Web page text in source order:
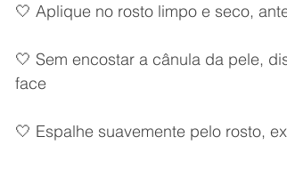
🤍 Aplique no rosto limpo e seco,
🤍 Sem encostar a cânula da pele,
face
🤍 Espalhe suavemente pelo rosto,